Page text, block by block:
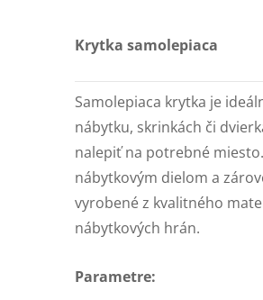
Krytka samolepiaca
Samolepiaca krytka je
nábytku, skrinkách či
nalepiť na potrebné
nábytkovým dielom a
vyrobené z kvalitného
nábytkových hrán.
Parametre: